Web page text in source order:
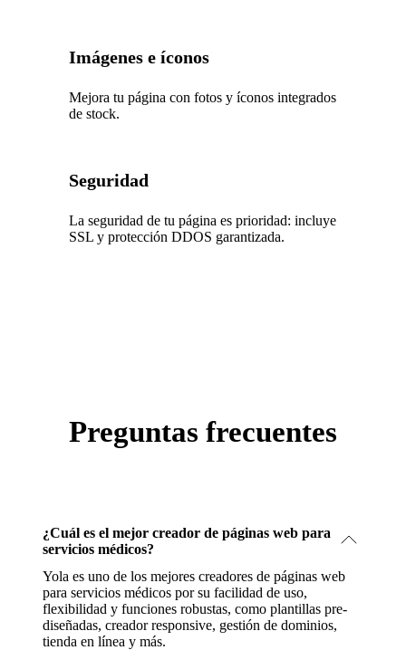
Imágenes e íconos
Mejora tu página con fotos y íconos integrados
de stock.
Seguridad
La seguridad de tu página es prioridad: incluye
SSL y protección DDOS garantizada.
Preguntas frecuentes
¿Cuál es el mejor creador de páginas web para
servicios médicos?
Yola es uno de los mejores creadores de páginas web
para servicios médicos por su facilidad de uso,
flexibilidad y funciones robustas, como plantillas pre-
diseñadas, creador responsive, gestión de dominios,
tienda en línea y más.